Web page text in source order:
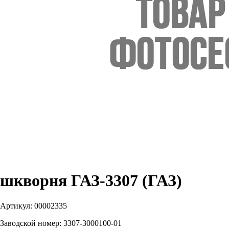
шкворня ГАЗ-3307 (ГАЗ)
Артикул: 00002335
Заводской номер: 3307-3000100-01